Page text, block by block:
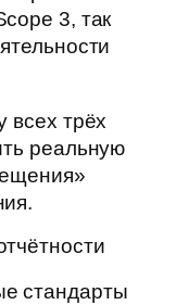
3, так
всех трёх
реальную
стандарты